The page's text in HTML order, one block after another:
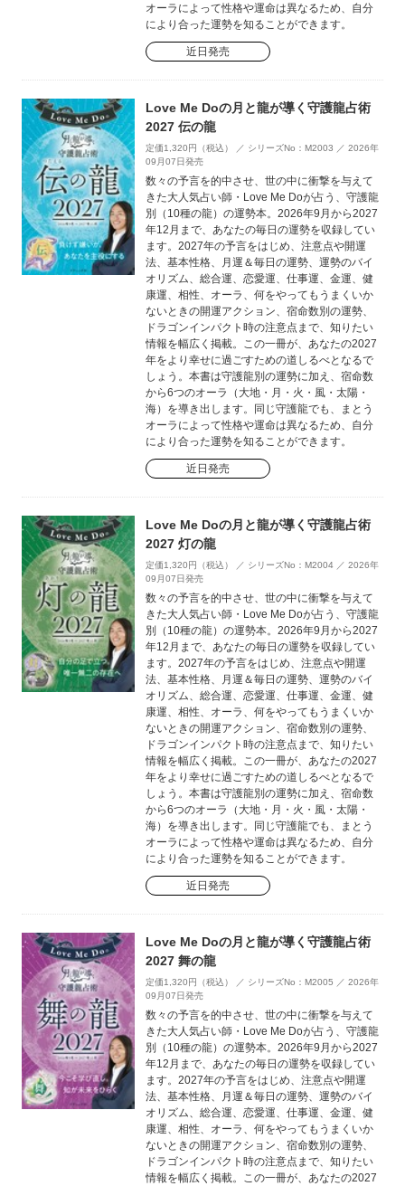
オーラによって性格や運命は異なるため、自分
により合った運勢を知ることができます。
近日発売
Love Me Doの月と龍が導く守護龍占術
2027 伝の龍
定価1,320円（税込） ／ シリーズNo：M2003 ／ 2026年
09月07日発売
数々の予言を的中させ、世の中に衝撃を与えて
きた大人気占い師・Love Me Doが占う、守護龍
別（10種の龍）の運勢本。2026年9月から2027
年12月まで、あなたの毎日の運勢を収録してい
ます。2027年の予言をはじめ、注意点や開運
法、基本性格、月運＆毎日の運勢、運勢のバイ
オリズム、総合運、恋愛運、仕事運、金運、健
康運、相性、オーラ、何をやってもうまくいか
ないときの開運アクション、宿命数別の運勢、
ドラゴンインパクト時の注意点まで、知りたい
情報を幅広く掲載。この一冊が、あなたの2027
年をより幸せに過ごすための道しるべとなるで
しょう。本書は守護龍別の運勢に加え、宿命数
から6つのオーラ（大地・月・火・風・太陽・
海）を導き出します。同じ守護龍でも、まとう
オーラによって性格や運命は異なるため、自分
により合った運勢を知ることができます。
近日発売
Love Me Doの月と龍が導く守護龍占術
2027 灯の龍
定価1,320円（税込） ／ シリーズNo：M2004 ／ 2026年
09月07日発売
数々の予言を的中させ、世の中に衝撃を与えて
きた大人気占い師・Love Me Doが占う、守護龍
別（10種の龍）の運勢本。2026年9月から2027
年12月まで、あなたの毎日の運勢を収録してい
ます。2027年の予言をはじめ、注意点や開運
法、基本性格、月運＆毎日の運勢、運勢のバイ
オリズム、総合運、恋愛運、仕事運、金運、健
康運、相性、オーラ、何をやってもうまくいか
ないときの開運アクション、宿命数別の運勢、
ドラゴンインパクト時の注意点まで、知りたい
情報を幅広く掲載。この一冊が、あなたの2027
年をより幸せに過ごすための道しるべとなるで
しょう。本書は守護龍別の運勢に加え、宿命数
から6つのオーラ（大地・月・火・風・太陽・
海）を導き出します。同じ守護龍でも、まとう
オーラによって性格や運命は異なるため、自分
により合った運勢を知ることができます。
近日発売
Love Me Doの月と龍が導く守護龍占術
2027 舞の龍
定価1,320円（税込） ／ シリーズNo：M2005 ／ 2026年
09月07日発売
数々の予言を的中させ、世の中に衝撃を与えて
きた大人気占い師・Love Me Doが占う、守護龍
別（10種の龍）の運勢本。2026年9月から2027
年12月まで、あなたの毎日の運勢を収録してい
ます。2027年の予言をはじめ、注意点や開運
法、基本性格、月運＆毎日の運勢、運勢のバイ
オリズム、総合運、恋愛運、仕事運、金運、健
康運、相性、オーラ、何をやってもうまくいか
ないときの開運アクション、宿命数別の運勢、
ドラゴンインパクト時の注意点まで、知りたい
情報を幅広く掲載。この一冊が、あなたの2027